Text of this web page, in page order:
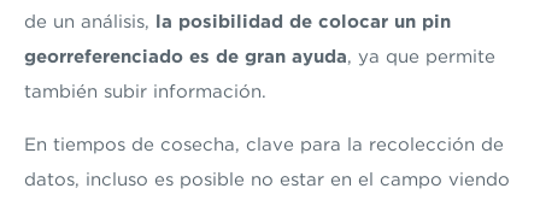
de un análisis,
la posibilidad de colocar un pin
georreferenciado es de gran ayuda, ya que permite
también subir información.
En tiempos de cosecha, clave para la recolección de
datos, incluso es posible no estar en el campo viendo